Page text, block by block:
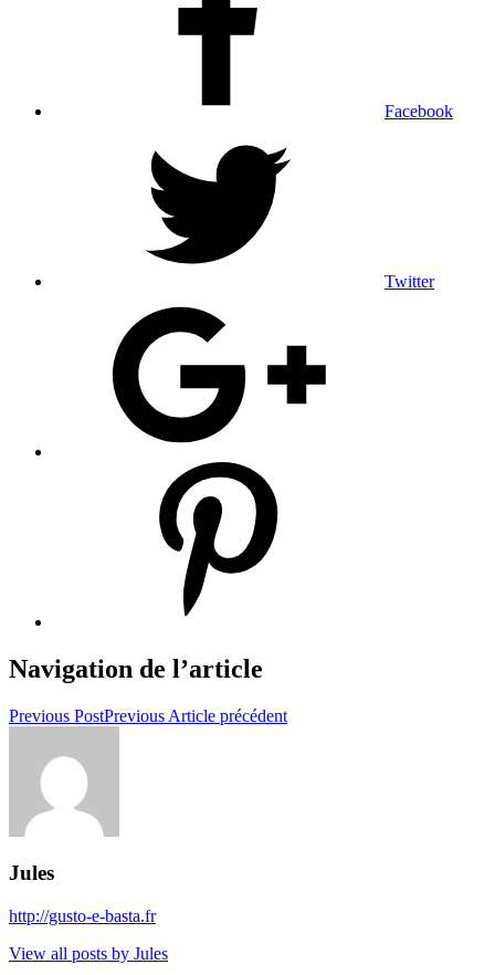
Facebook
Twitter
Navigation de l’article
Previous PostPrevious Article précédent
Jules
http://gusto-e-basta.fr
View all posts by Jules